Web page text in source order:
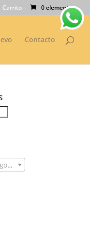
Carrito 0 elementos
Contacto
Selecciona una categoría